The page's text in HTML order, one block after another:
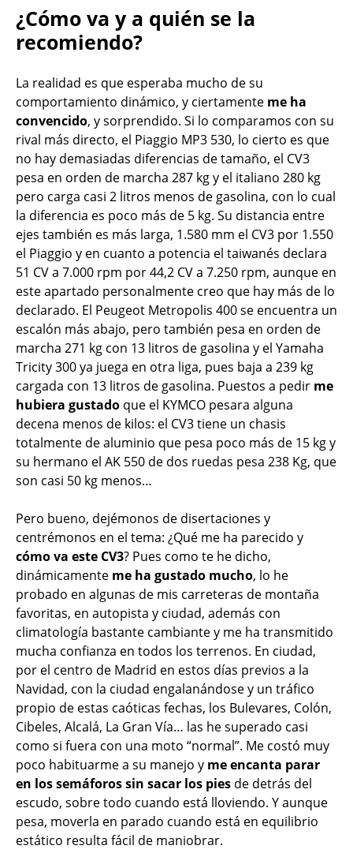
¿Cómo va y a quién se la
recomiendo?
La realidad es que esperaba mucho de su
comportamiento dinámico, y ciertamente me ha
convencido, y sorprendido. Si lo comparamos con su
rival más directo, el Piaggio MP3 530, lo cierto es que
no hay demasiadas diferencias de tamaño, el CV3
pesa en orden de marcha 287 kg y el italiano 280 kg
pero carga casi 2 litros menos de gasolina, con lo cual
la diferencia es poco más de 5 kg. Su distancia entre
ejes también es más larga, 1.580 mm el CV3 por 1.550
el Piaggio y en cuanto a potencia el taiwanés declara
51 CV a 7.000 rpm por 44,2 CV a 7.250 rpm, aunque en
este apartado personalmente creo que hay más de lo
declarado. El Peugeot Metropolis 400 se encuentra un
escalón más abajo, pero también pesa en orden de
marcha 271 kg con 13 litros de gasolina y el Yamaha
Tricity 300 ya juega en otra liga, pues baja a 239 kg
cargada con 13 litros de gasolina. Puestos a pedir me
hubiera gustado que el KYMCO pesara alguna
decena menos de kilos: el CV3 tiene un chasis
totalmente de aluminio que pesa poco más de 15 kg y
su hermano el AK 550 de dos ruedas pesa 238 Kg, que
son casi 50 kg menos…
Pero bueno, dejémonos de disertaciones y
centrémonos en el tema: ¿Qué me ha parecido y
cómo va este CV3? Pues como te he dicho,
dinámicamente me ha gustado mucho, lo he
probado en algunas de mis carreteras de montaña
favoritas, en autopista y ciudad, además con
climatología bastante cambiante y me ha transmitido
mucha confianza en todos los terrenos. En ciudad,
por el centro de Madrid en estos días previos a la
Navidad, con la ciudad engalanándose y un tráfico
propio de estas caóticas fechas, los Bulevares, Colón,
Cibeles, Alcalá, La Gran Vía… las he superado casi
como si fuera con una moto “normal”. Me costó muy
poco habituarme a su manejo y me encanta parar
en los semáforos sin sacar los pies de detrás del
escudo, sobre todo cuando está lloviendo. Y aunque
pesa, moverla en parado cuando está en equilibrio
estático resulta fácil de maniobrar.